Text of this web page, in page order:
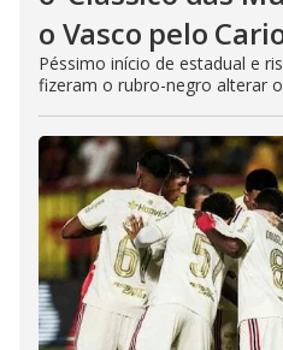
o Vasco pelo
Péssimo início de estadual e
fizeram o rubro-negro alterar